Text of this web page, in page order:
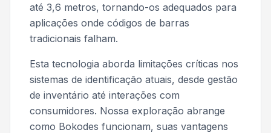
até 3,6 metros, tornando-os adequados para
aplicações onde códigos de barras
tradicionais falham.
Esta tecnologia aborda limitações críticas nos
sistemas de identificação atuais, desde gestão
de inventário até interações com
consumidores. Nossa exploração abrange
como Bokodes funcionam, suas vantagens